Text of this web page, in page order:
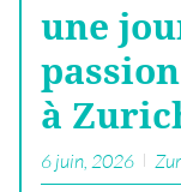
une
à
6 juin, 2026